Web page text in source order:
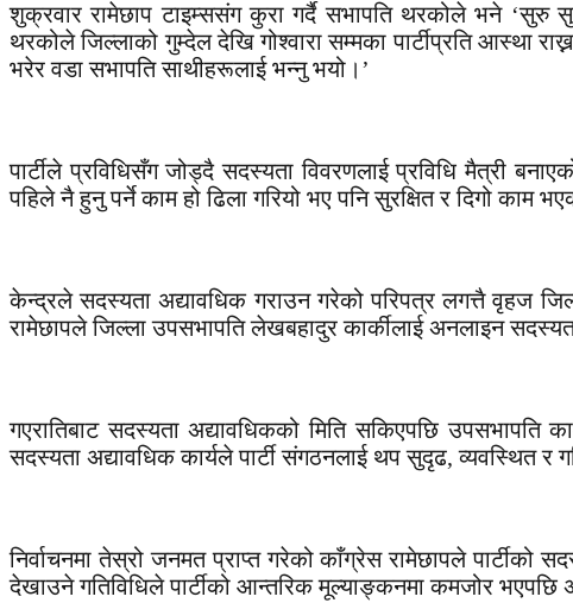
शुक्रवार रामेछाप टाइम्ससंग कुरा गर्दै सभापति थरकोले भने
थरकोले जिल्लाको गुम्देल देखि गोश्वारा सम्मका पार्टीप्रति आस्था
भरेर वडा सभापति साथीहरूलाई भन्नु भयो।’
पार्टीले प्रविधिसँग जोड्दै सदस्यता विवरणलाई प्रविधि मैत्री
पहिले नै हुनु पर्ने काम हो ढिला गरियो भए पनि सुरक्षित र दिगो काम
केन्द्रले सदस्यता अद्यावधिक गराउन गरेको परिपत्र लगत्तै वृहज
रामेछापले जिल्ला उपसभापति लेखबहादुर कार्कीलाई अनलाइन
गएरातिबाट सदस्यता अद्यावधिकको मिति सकिएपछि
सदस्यता अद्यावधिक कार्यले पार्टी संगठनलाई थप सुदृढ, व्यवस्थित र
निर्वाचनमा तेस्रो जनमत प्राप्त गरेको काँग्रेस रामेछापले पार्टीको
देखाउने गतिविधिले पार्टीको आन्तरिक मूल्याङ्कनमा कमजोर